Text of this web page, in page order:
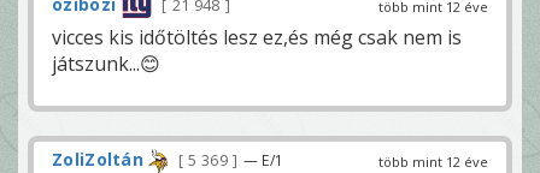
több mint 12 éve
21 948
vicces kis időtöltés lesz ez,és még csak nem is
játszunk...😊
több mint 12 éve
ZoliZoltán 5 369 — E/1